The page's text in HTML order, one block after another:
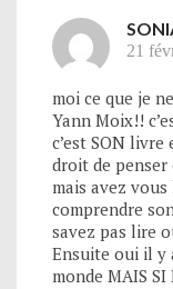
21
moi ce que je
Yann Moix!!
c’est SON
droit de penser
mais avez
comprendre
savez pas lire
Ensuite oui il y
monde MAIS SI